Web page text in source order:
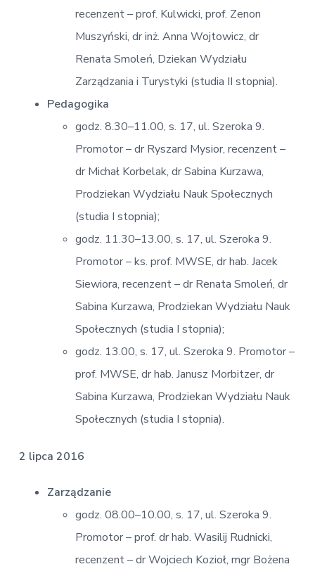
recenzent – prof. Kulwicki, prof. Zenon
Muszyński, dr inż. Anna Wojtowicz, dr
Renata Smoleń, Dziekan Wydziału
Zarządzania i Turystyki (studia II stopnia).
Pedagogika
godz. 8.30–11.00, s. 17, ul. Szeroka 9.
Promotor – dr Ryszard Mysior, recenzent –
dr Michał Korbelak, dr Sabina Kurzawa,
Prodziekan Wydziału Nauk Społecznych
(studia I stopnia);
godz. 11.30–13.00, s. 17, ul. Szeroka 9.
Promotor – ks. prof. MWSE, dr hab. Jacek
Siewiora, recenzent – dr Renata Smoleń, dr
Sabina Kurzawa, Prodziekan Wydziału Nauk
Społecznych (studia I stopnia);
godz. 13.00, s. 17, ul. Szeroka 9. Promotor –
prof. MWSE, dr hab. Janusz Morbitzer, dr
Sabina Kurzawa, Prodziekan Wydziału Nauk
Społecznych (studia I stopnia).
2 lipca 2016
Zarządzanie
godz. 08.00–10.00, s. 17, ul. Szeroka 9.
Promotor – prof. dr hab. Wasilij Rudnicki,
recenzent – dr Wojciech Kozioł, mgr Bożena